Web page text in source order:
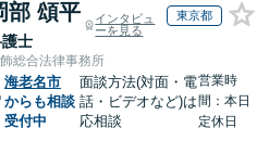
部 頌平
士
インタビュ
ーを見る
東京都
総合法律事務所
海老名市
からも相談
受付中
面談方法(対面・電
話・ビデオなど)は
応相談
営業時
間：本日
定休日